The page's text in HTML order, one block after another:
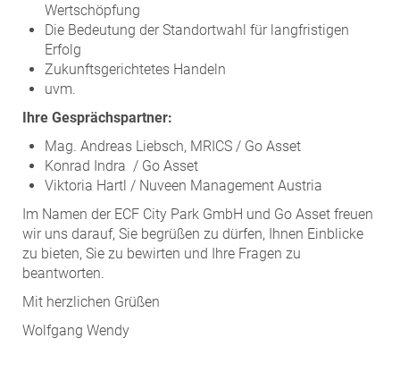
Wertschöpfung
Die Bedeutung der Standortwahl für langfristigen
Erfolg
Zukunftsgerichtetes Handeln
uvm.
Ihre Gesprächspartner:
Mag. Andreas Liebsch, MRICS / Go Asset
Konrad Indra / Go Asset
Viktoria Hartl / Nuveen Management Austria
Im Namen der ECF City Park GmbH und Go Asset freuen
wir uns darauf, Sie begrüßen zu dürfen, Ihnen Einblicke
zu bieten, Sie zu bewirten und Ihre Fragen zu
beantworten.
Mit herzlichen Grüßen
Wolfgang Wendy